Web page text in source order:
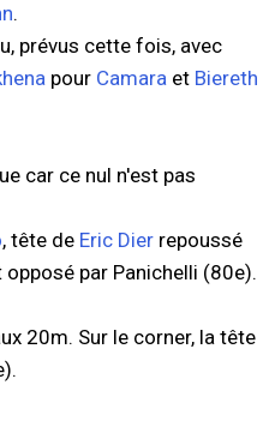
.
prévus cette fois, avec
pour Camara et Biereth
car ce nul n'est pas
, tête de Eric Dier repoussé
par Panichelli (80e).
20m. Sur le corner, la tête